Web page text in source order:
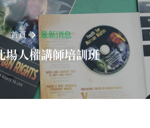
首頁 最新消息
場人權講師培訓班